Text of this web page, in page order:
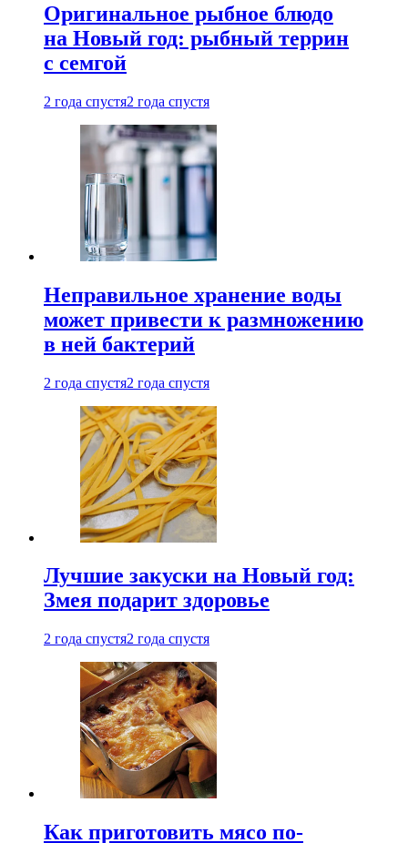
Оригинальное рыбное блюдо
на Новый год: рыбный террин
с семгой
2 года спустя2 года спустя
Неправильное хранение воды
может привести к размножению
в ней бактерий
2 года спустя2 года спустя
Лучшие закуски на Новый год:
Змея подарит здоровье
2 года спустя2 года спустя
Как приготовить мясо по-